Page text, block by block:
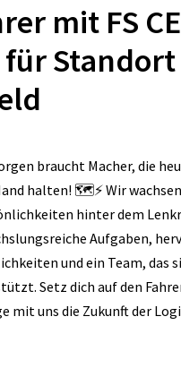
mit FS CE
Standort
braucht Macher, die
halten! 🗺️⚡ Wir
hinter dem
Aufgaben,
und ein Team, das
Setz dich auf den
mit uns die Zukunft der